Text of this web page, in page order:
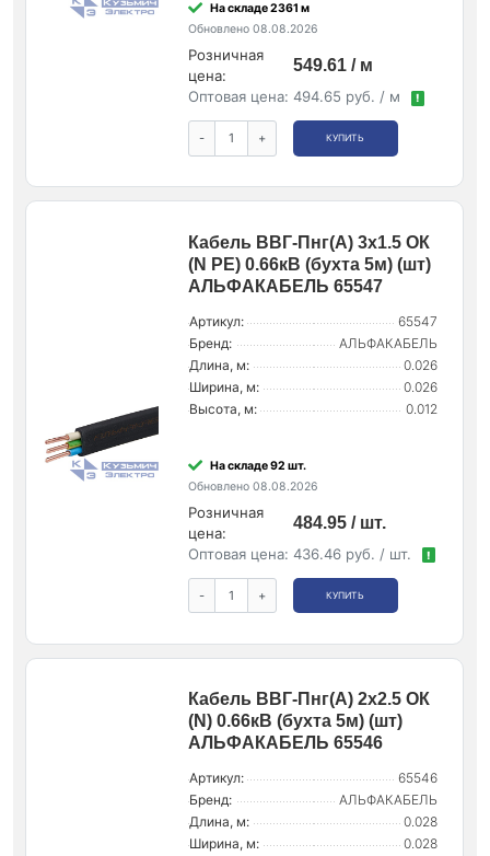
На складе 2361 м
Обновлено 08.08.2026
Розничная
цена:
549.61 / м
Оптовая цена: 494.65 руб. / м !
- + КУПИТЬ
Кабель ВВГ-Пнг(А) 3х1.5 ОК
(N PE) 0.66кВ (бухта 5м) (шт)
АЛЬФАКАБЕЛЬ 65547
Артикул:
65547
Бренд:
АЛЬФАКАБЕЛЬ
Длина, м:
0.026
Ширина, м:
0.026
Высота, м:
0.012
На складе 92 шт.
Обновлено 08.08.2026
Розничная
цена:
484.95 / шт.
Оптовая цена: 436.46 руб. / шт. !
- + КУПИТЬ
Кабель ВВГ-Пнг(А) 2х2.5 ОК
(N) 0.66кВ (бухта 5м) (шт)
АЛЬФАКАБЕЛЬ 65546
Артикул:
65546
Бренд:
АЛЬФАКАБЕЛЬ
Длина, м:
0.028
Ширина, м:
0.028